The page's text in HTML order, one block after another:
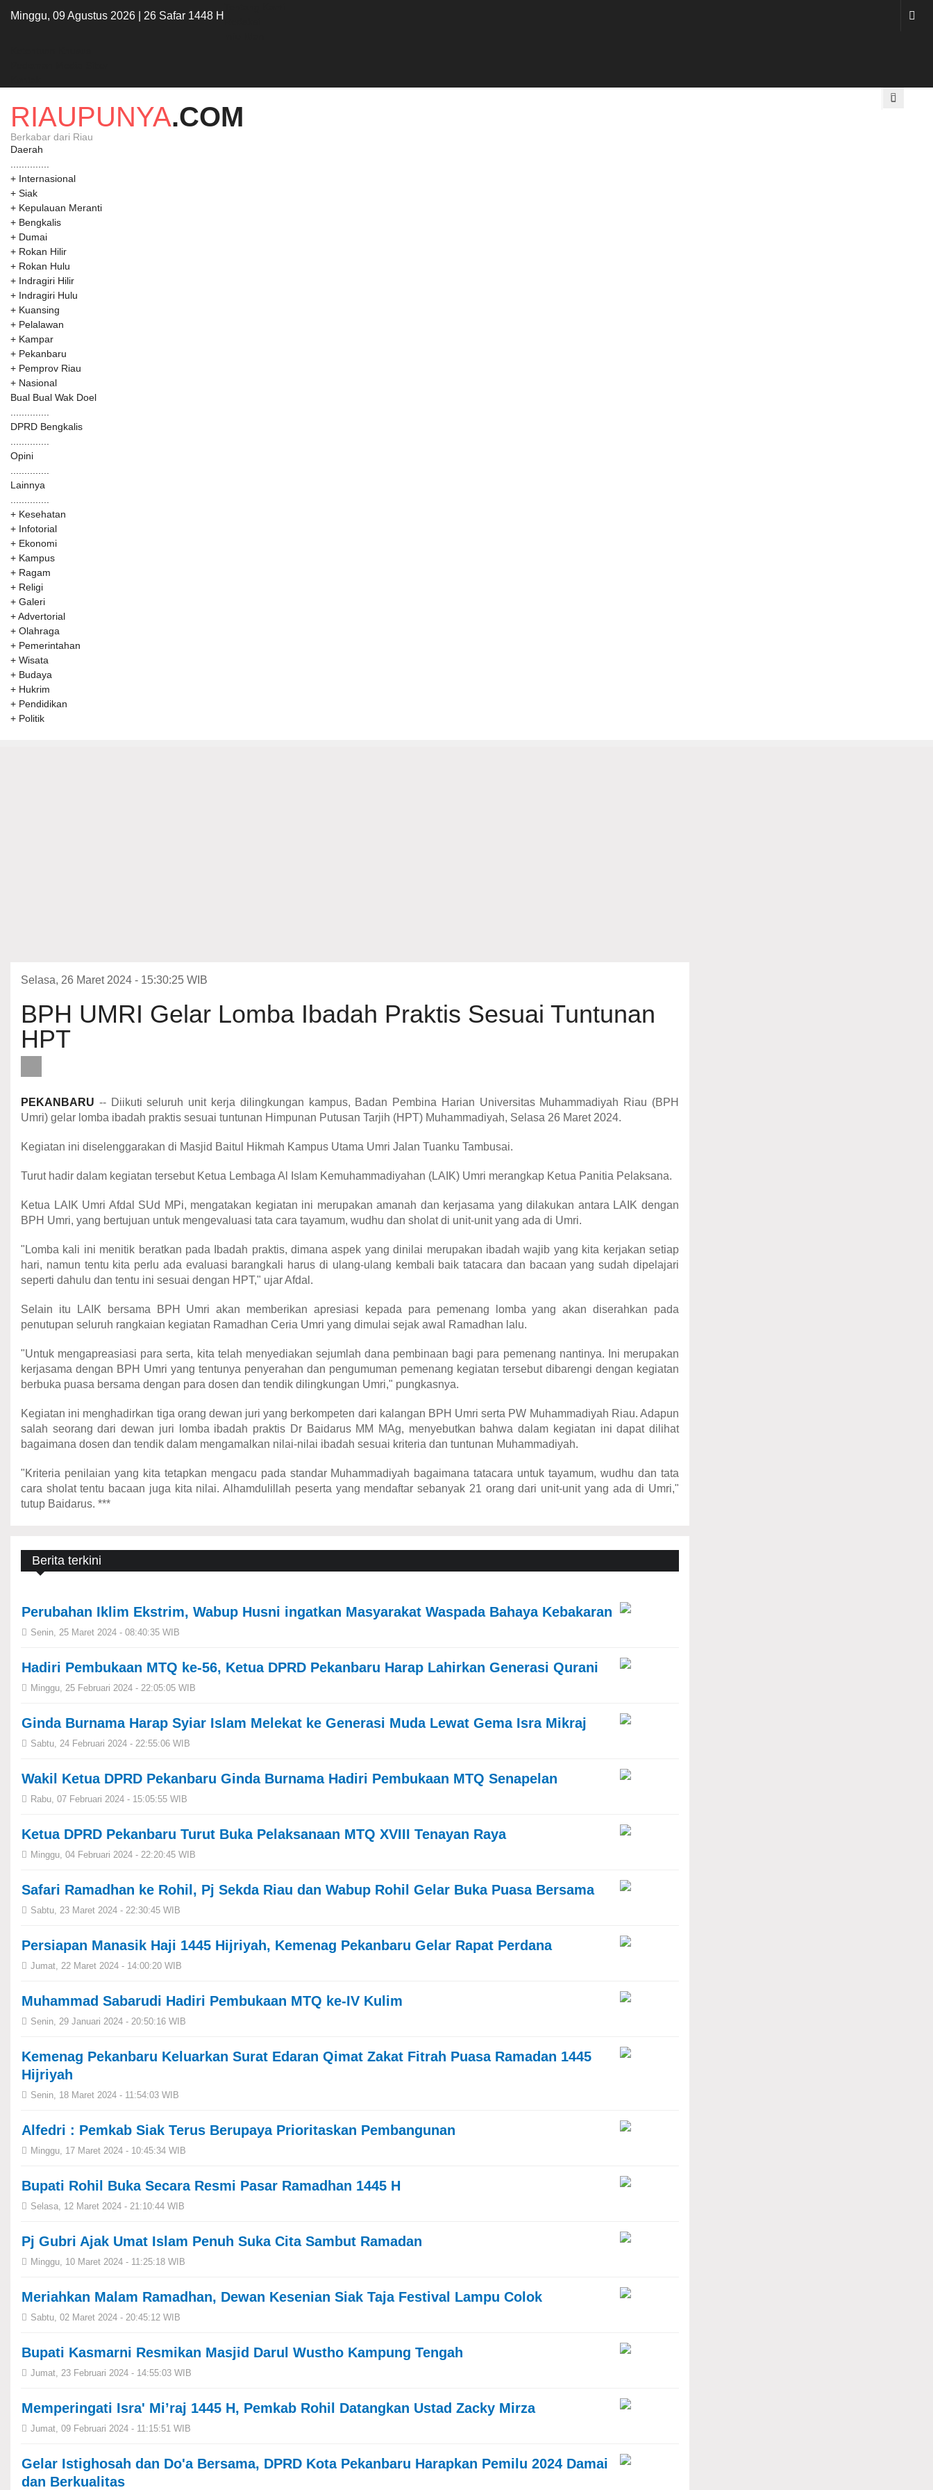
Minggu, 09 Agustus 2026 | 26 Safar 1448 H
RIAUPUNYA.COM
Berkabar dari Riau
Daerah
+ Internasional
+ Siak
+ Kepulauan Meranti
+ Bengkalis
+ Dumai
+ Rokan Hilir
+ Rokan Hulu
+ Indragiri Hilir
+ Indragiri Hulu
+ Kuansing
+ Pelalawan
+ Kampar
+ Pekanbaru
+ Pemprov Riau
+ Nasional
Bual Bual Wak Doel
DPRD Bengkalis
Opini
Lainnya
+ Kesehatan
+ Infotorial
+ Ekonomi
+ Kampus
+ Ragam
+ Religi
+ Galeri
+ Advertorial
+ Olahraga
+ Pemerintahan
+ Wisata
+ Budaya
+ Hukrim
+ Pendidikan
+ Politik
Selasa, 26 Maret 2024 - 15:30:25 WIB
BPH UMRI Gelar Lomba Ibadah Praktis Sesuai Tuntunan
HPT
PEKANBARU -- Diikuti seluruh unit kerja dilingkungan kampus, Badan Pembina Harian Universitas Muhammadiyah Riau (BPH
Umri) gelar lomba ibadah praktis sesuai tuntunan Himpunan Putusan Tarjih (HPT) Muhammadiyah, Selasa 26 Maret 2024.
Kegiatan ini diselenggarakan di Masjid Baitul Hikmah Kampus Utama Umri Jalan Tuanku Tambusai.
Turut hadir dalam kegiatan tersebut Ketua Lembaga Al Islam Kemuhammadiyahan (LAIK) Umri merangkap Ketua Panitia Pelaksana.
Ketua LAIK Umri Afdal SUd MPi, mengatakan kegiatan ini merupakan amanah dan kerjasama yang dilakukan antara LAIK dengan
BPH Umri, yang bertujuan untuk mengevaluasi tata cara tayamum, wudhu dan sholat di unit-unit yang ada di Umri.
"Lomba kali ini menitik beratkan pada Ibadah praktis, dimana aspek yang dinilai merupakan ibadah wajib yang kita kerjakan setiap
hari, namun tentu kita perlu ada evaluasi barangkali harus di ulang-ulang kembali baik tatacara dan bacaan yang sudah dipelajari
seperti dahulu dan tentu ini sesuai dengan HPT," ujar Afdal.
Selain itu LAIK bersama BPH Umri akan memberikan apresiasi kepada para pemenang lomba yang akan diserahkan pada
penutupan seluruh rangkaian kegiatan Ramadhan Ceria Umri yang dimulai sejak awal Ramadhan lalu.
"Untuk mengapreasiasi para serta, kita telah menyediakan sejumlah dana pembinaan bagi para pemenang nantinya. Ini merupakan
kerjasama dengan BPH Umri yang tentunya penyerahan dan pengumuman pemenang kegiatan tersebut dibarengi dengan kegiatan
berbuka puasa bersama dengan para dosen dan tendik dilingkungan Umri," pungkasnya.
Kegiatan ini menghadirkan tiga orang dewan juri yang berkompeten dari kalangan BPH Umri serta PW Muhammadiyah Riau. Adapun
salah seorang dari dewan juri lomba ibadah praktis Dr Baidarus MM MAg, menyebutkan bahwa dalam kegiatan ini dapat dilihat
bagaimana dosen dan tendik dalam mengamalkan nilai-nilai ibadah sesuai kriteria dan tuntunan Muhammadiyah.
"Kriteria penilaian yang kita tetapkan mengacu pada standar Muhammadiyah bagaimana tatacara untuk tayamum, wudhu dan tata
cara sholat tentu bacaan juga kita nilai. Alhamdulillah peserta yang mendaftar sebanyak 21 orang dari unit-unit yang ada di Umri,"
tutup Baidarus. ***
Berita terkini
Perubahan Iklim Ekstrim, Wabup Husni ingatkan Masyarakat Waspada Bahaya Kebakaran
Senin, 25 Maret 2024 - 08:40:35 WIB
Hadiri Pembukaan MTQ ke-56, Ketua DPRD Pekanbaru Harap Lahirkan Generasi Qurani
Minggu, 25 Februari 2024 - 22:05:05 WIB
Ginda Burnama Harap Syiar Islam Melekat ke Generasi Muda Lewat Gema Isra Mikraj
Sabtu, 24 Februari 2024 - 22:55:06 WIB
Wakil Ketua DPRD Pekanbaru Ginda Burnama Hadiri Pembukaan MTQ Senapelan
Rabu, 07 Februari 2024 - 15:05:55 WIB
Ketua DPRD Pekanbaru Turut Buka Pelaksanaan MTQ XVIII Tenayan Raya
Minggu, 04 Februari 2024 - 22:20:45 WIB
Safari Ramadhan ke Rohil, Pj Sekda Riau dan Wabup Rohil Gelar Buka Puasa Bersama
Sabtu, 23 Maret 2024 - 22:30:45 WIB
Persiapan Manasik Haji 1445 Hijriyah, Kemenag Pekanbaru Gelar Rapat Perdana
Jumat, 22 Maret 2024 - 14:00:20 WIB
Muhammad Sabarudi Hadiri Pembukaan MTQ ke-IV Kulim
Senin, 29 Januari 2024 - 20:50:16 WIB
Kemenag Pekanbaru Keluarkan Surat Edaran Qimat Zakat Fitrah Puasa Ramadan 1445
Hijriyah
Senin, 18 Maret 2024 - 11:54:03 WIB
Alfedri : Pemkab Siak Terus Berupaya Prioritaskan Pembangunan
Minggu, 17 Maret 2024 - 10:45:34 WIB
Bupati Rohil Buka Secara Resmi Pasar Ramadhan 1445 H
Selasa, 12 Maret 2024 - 21:10:44 WIB
Pj Gubri Ajak Umat Islam Penuh Suka Cita Sambut Ramadan
Minggu, 10 Maret 2024 - 11:25:18 WIB
Meriahkan Malam Ramadhan, Dewan Kesenian Siak Taja Festival Lampu Colok
Sabtu, 02 Maret 2024 - 20:45:12 WIB
Bupati Kasmarni Resmikan Masjid Darul Wustho Kampung Tengah
Jumat, 23 Februari 2024 - 14:55:03 WIB
Memperingati Isra' Mi’raj 1445 H, Pemkab Rohil Datangkan Ustad Zacky Mirza
Jumat, 09 Februari 2024 - 11:15:51 WIB
Gelar Istighosah dan Do'a Bersama, DPRD Kota Pekanbaru Harapkan Pemilu 2024 Damai
dan Berkualitas